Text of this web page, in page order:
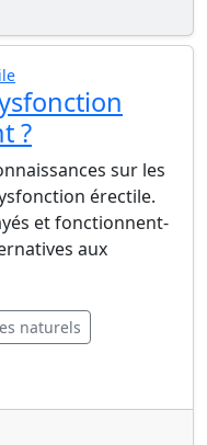
?
sur les
érectile.
et fonctionnent-
aux
naturels